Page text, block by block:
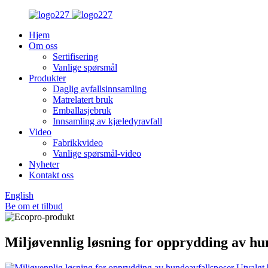
Hjem
Om oss
Sertifisering
Vanlige spørsmål
Produkter
Daglig avfallsinnsamling
Matrelatert bruk
Emballasjebruk
Innsamling av kjæledyravfall
Video
Fabrikkvideo
Vanlige spørsmål-video
Nyheter
Kontakt oss
English
Be om et tilbud
Miljøvennlig løsning for opprydding av